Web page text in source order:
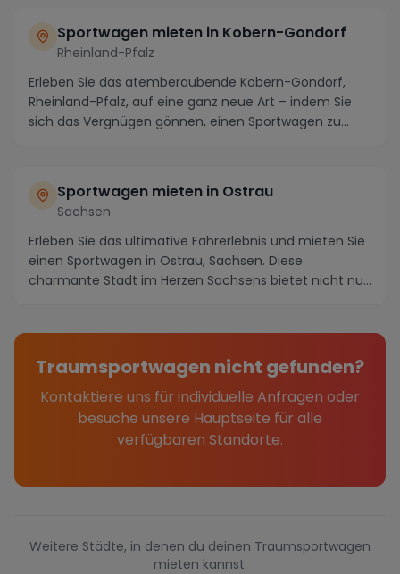
Sportwagen mieten in Kobern-Gondorf
Rheinland-Pfalz
Erleben Sie das atemberaubende Kobern-Gondorf,
Rheinland-Pfalz, auf eine ganz neue Art – indem Sie
sich das Vergnügen gönnen, einen Sportwagen zu
Sportwagen mieten in Ostrau
Sachsen
Erleben Sie das ultimative Fahrerlebnis und mieten Sie
einen Sportwagen in Ostrau, Sachsen. Diese
charmante Stadt im Herzen Sachsens bietet nicht nur
Traumsportwagen nicht gefunden?
Kontaktiere uns für individuelle Anfragen oder
besuche unsere Hauptseite für alle
verfügbaren Standorte.
Weitere Städte, in denen du deinen Traumsportwagen
mieten kannst.